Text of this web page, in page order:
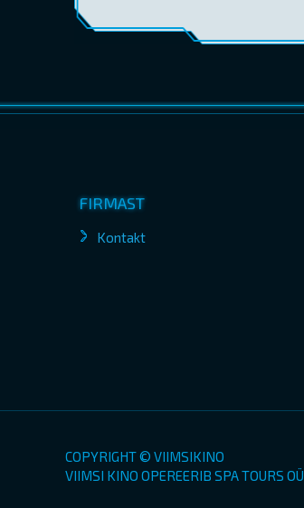
FIRMAST
Kontakt
COPYRIGHT © VIIMSIKINO
VIIMSI KINO OPEREERIB SPA TOURS OÜ